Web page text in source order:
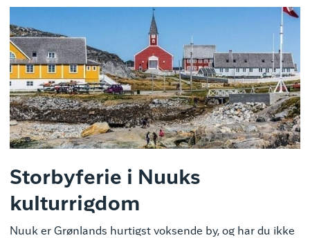
Storbyferie i Nuuks
kulturrigdom
Nuuk er Grønlands hurtigst voksende by, og har du ikke